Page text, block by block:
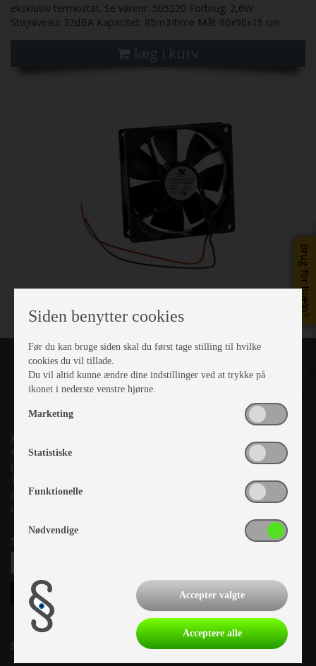
Brug for hjælp?
eksklusiv termostat. Se varenr. 505220 Forbrug: 2,6W
Støjniveau: 32dBA Kapacitet: 85m3/time Mål: 90x90x15 cm.
læg i kurv
Kronjyllands Camping Center A/S
Suderholmen 10, 8960 Randers SØ
(Lige ud til Grenåvej)
Tlf. +45 87 10 98 70
Info@as-kcc.dk
CVR: 33 38 77 33
Samtykke til nyhedsbrev
Salgsafdeling:
Siden benytter cookies
Før du kan bruge siden skal du først tage stilling til hvilke
cookies du vil tillade.
Du vil altid kunne ændre dine indstillinger ved at trykke på
ikonet i nederste venstre hjørne.
Marketing
Statistiske
Funktionelle
Nødvendige
Accepter valgte
Acceptere alle